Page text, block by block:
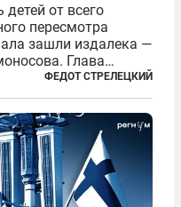
от всего
пересмотра
зашли издалека —
Глава
Синкявичюс
из программ
он это тем,
ФЕДОТ СТРЕЛЕЦКИЙ